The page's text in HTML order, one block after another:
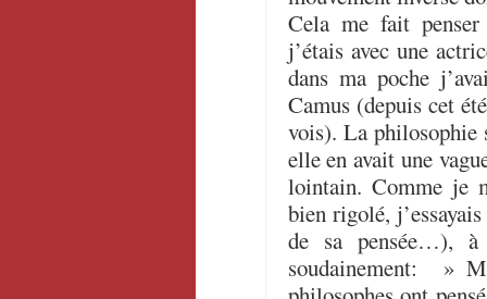
Cela me fait penser
j’étais avec une
dans ma poche
Camus (depuis cet
vois). La philosophie
elle en avait une
lointain. Comme je
bien rigolé,
de sa pensée…),
soudainement: »